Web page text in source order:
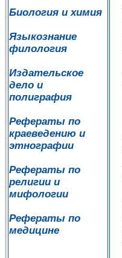
Биология и химия
Языкознание
филология
Издательское
дело и
полиграфия
Рефераты по
краеведению и
этнографии
Рефераты по
религии и
мифологии
Рефераты по
медицине